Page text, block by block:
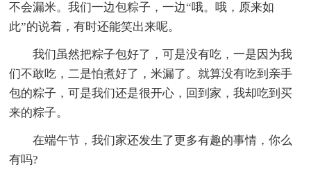
不会漏米。我们一边包粽子，一边“哦。哦，原来如
此”的说着，有时还能笑出来呢。
我们虽然把粽子包好了，可是没有吃，一是因为我
们不敢吃，二是怕煮好了，米漏了。就算没有吃到亲手
包的粽子，可是我们还是很开心，回到家，我却吃到买
来的粽子。
在端午节，我们家还发生了更多有趣的事情，你么
有吗?